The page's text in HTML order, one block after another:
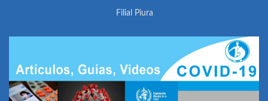
Filial Piura